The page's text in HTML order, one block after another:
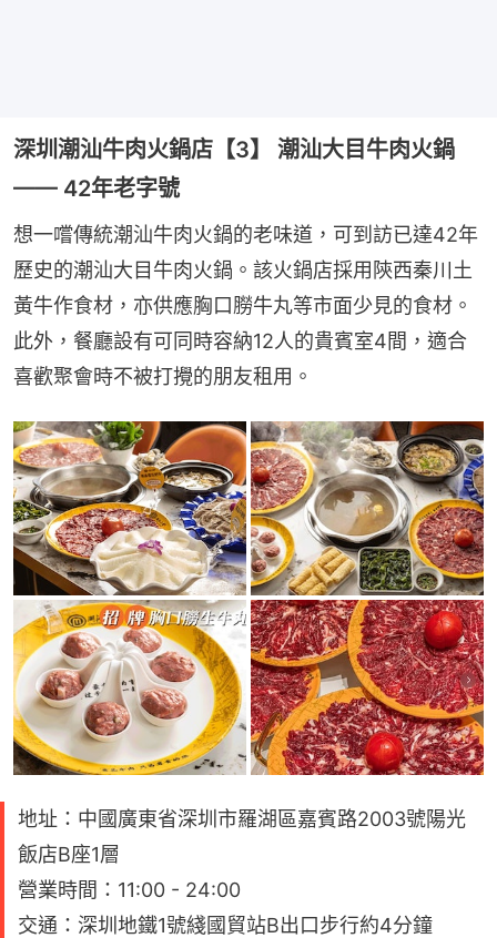
深圳潮汕牛肉火鍋店【3】 潮汕大目牛肉火鍋
—— 42年老字號
想一嚐傳統潮汕牛肉火鍋的老味道，可到訪已達42年
歷史的潮汕大目牛肉火鍋。該火鍋店採用陝西秦川土
黃牛作食材，亦供應胸口朥牛丸等市面少見的食材。
此外，餐廳設有可同時容納12人的貴賓室4間，適合
喜歡聚會時不被打攪的朋友租用。
地址：中國廣東省深圳市羅湖區嘉賓路2003號陽光
飯店B座1層
營業時間：11:00 - 24:00
交通：深圳地鐵1號綫國貿站B出口步行約4分鐘